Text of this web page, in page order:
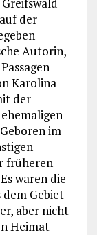
der
Autorin,
Karolina
der
im
früheren
waren die
dem Gebiet
aber nicht
Heimat